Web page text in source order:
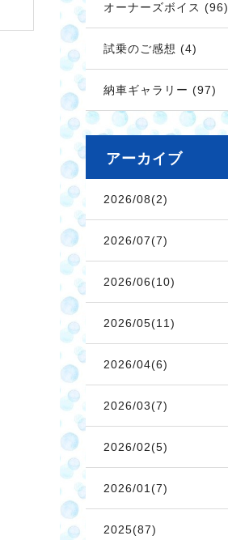
オーナーズボイス (96)
試乗のご感想 (4)
納車ギャラリー (97)
アーカイブ
2026/08(2)
2026/07(7)
2026/06(10)
2026/05(11)
2026/04(6)
2026/03(7)
2026/02(5)
2026/01(7)
2025(87)